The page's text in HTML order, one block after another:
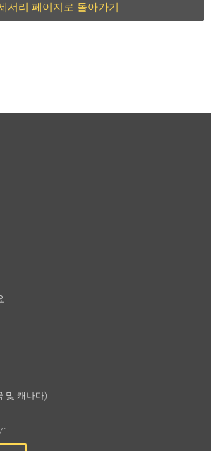
서리 페이지로 돌아가기
및 캐나다)